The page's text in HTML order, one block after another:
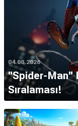
04.08.2026
''Spider-Man''
Sıralaması!